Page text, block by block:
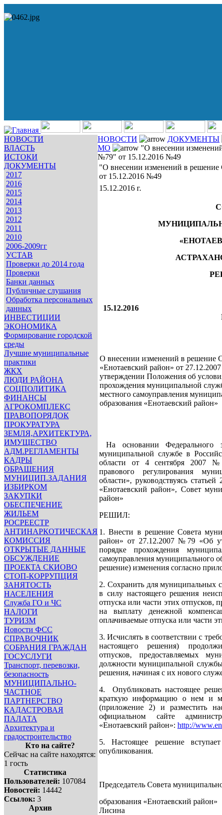
НОВОСТИ
ВЛАСТЬ
ИСТОКИ
ДОКУМЕНТЫ
2017
2016
2015
2014
2013
2012
2011
2010
2006-2009гг
УСТАВ
Проверки до 2014 года
Проверки
Банки данных
Публичные слушания
Обработка персональных
данных
ИНВЕСТИЦИИ
ЭКОНОМИКА
Формирование городской
среды
Лучшие муниципальные
практики
ЖКХ
ЛЮДИ РАЙОНА
СОЦПОЛИТИКА
ФИНАНСЫ
АГРОКОМПЛЕКС
ПРАВОПОРЯДОК
ПРОКУРАТУРА
ЗЕМЛЯ,АРХИТЕКТУРА,
ИМУЩЕСТВО
АДМ.РЕГЛАМЕНТЫ
КАДРЫ
ОБРАЩЕНИЯ
МУНИЦИП.ЗАДАНИЯ
ИЗБИРКОМ
ЗАКУПКИ
ОБЕСПЕЧЕНИЕ
ЖИЛЬЕМ
РОСРЕЕСТР
АНТИНАРКОТИЧЕСКАЯ
КОМИССИЯ
ОТКРЫТЫЕ ДАННЫЕ
ОБСУЖДЕНИЕ
ПРОЕКТА СКИОВО
СТОП-КОРРУПЦИЯ
ЗАНЯТОСТЬ
НАСЕЛЕНИЯ
Служба ГО и ЧС
НАЛОГИ
ТУРИЗМ
Новости ФСС
СПРАВОЧНИК
СОБРАНИЯ ГРАЖДАН
ГОСУСЛУГИ
Транспорт, перевозки,
безопасность
МУНИЦИПАЛЬНО-
ЧАСТНОЕ
ПАРТНЕРСТВО
КАДАСТРОВАЯ
ПАЛАТА
Архитектура и
градостроительство
Кто на сайте?
Сейчас на сайте находятся:
1 гость
Статистика
Пользователей: 107084
Новостей: 14442
Ссылок: 3
Архив
НОВОСТИ
ДОКУМЕНТЫ
МО
"О внесении
№79" от 15.12.2016 №49
"О внесении изменений в
от 15.12.2016 №49
15.12.2016 г.
15.12.2016
О внесении изменений в решение
«Енотаевский район» от
утверждении Положения об
прохождения муниципальной
местного самоуправления
образования «Енотаевский район»
На основании
муниципальной службе в
области от 4 сентября 2007
правового регулирования
области», руководствуясь
«Енотаевский район», Совет
район»
РЕШИЛ:
1. Внести в решение Совета
район» от 27.12.2007 №79 «Об
порядке прохождения
самоуправления муниципального
решение) изменения согласно
2. Сохранить для муниципальных
в силу настоящего решения
отпуска или части этих отпусков,
на выплату денежной
оплачиваемые отпуска или части
3. Исчислять в соответствии с
настоящего решения)
отпусков, предоставляемых
должности муниципальной
решения, начиная с их нового
4.
Опубликовать настоящее
краткую информацию о нем и
(приложение 2) и разместить
официальном сайте
«Енотаевский район»: http://
5.Настоящее решение
опубликования.
Председатель Совета
образования «Енотаевский район»
Лисина